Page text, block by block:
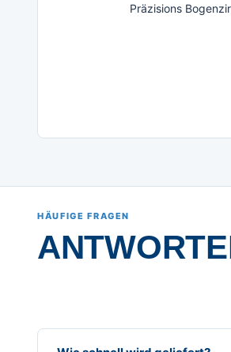
Präzisions
HÄUFIGE FRAGEN